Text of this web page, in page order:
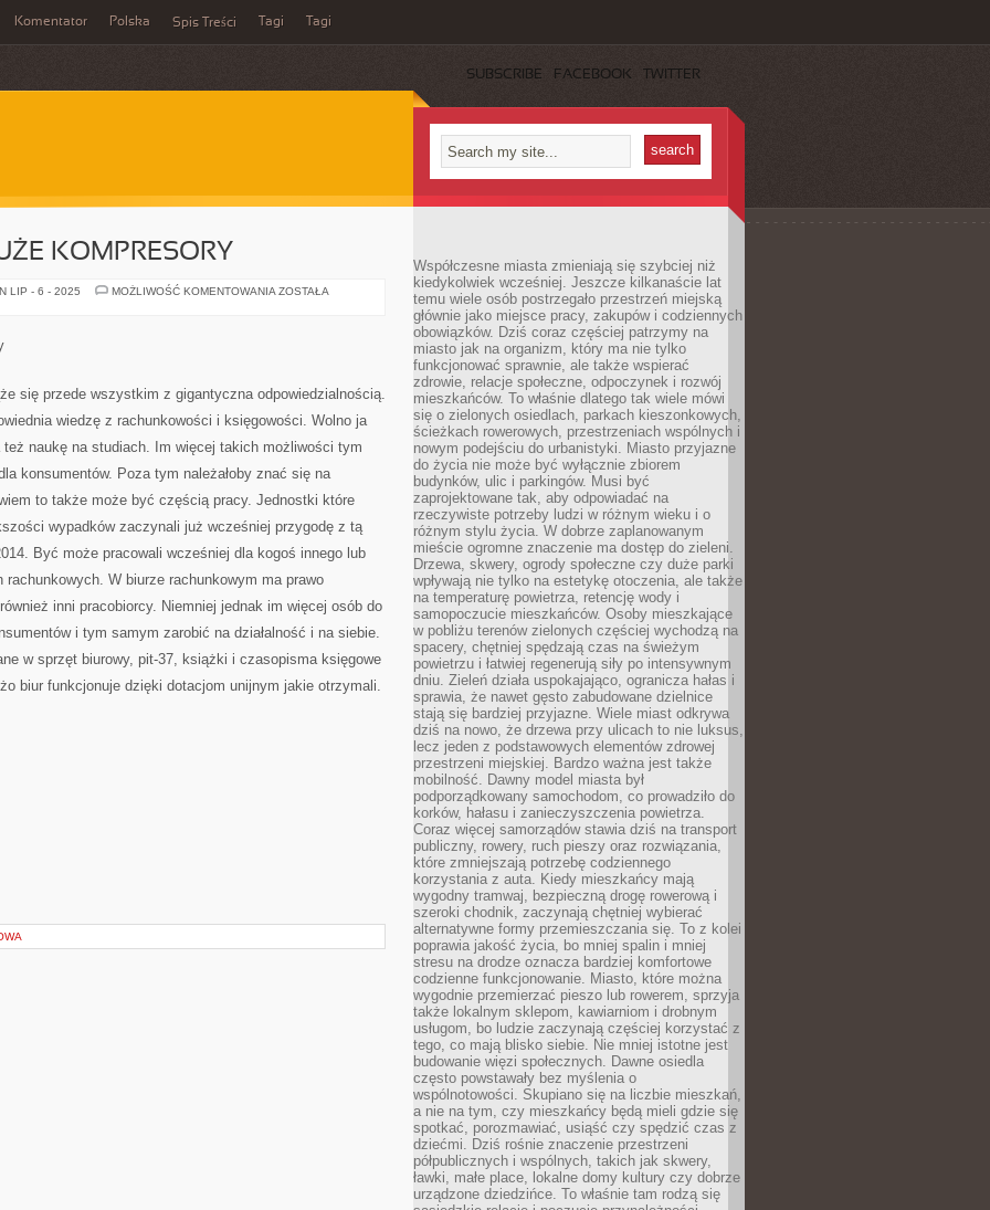
Komentator Polska Spis Treści Tagi Tagi
SUBSCRIBE FACEBOOK TWITTER
KOMPRESORY
LIP - 6 - 2025 MOŻLIWOŚĆ KOMENTOWANIA POZYSKUJEMY
ZOSTAŁA
się przede wszystkim z gigantyczna odpowiedzialnością.
wiedzę z rachunkowości i księgowości. Wolno ja
naukę na studiach. Im więcej takich możliwości tym
konsumentów. Poza tym należałoby znać się na
to także może być częścią pracy. Jednostki które
wypadków zaczynali już wcześniej przygodę z tą
Być może pracowali wcześniej dla kogoś innego lub
W biurze rachunkowym ma prawo
inni pracobiorcy. Niemniej jednak im więcej osób do
i tym samym zarobić na działalność i na siebie.
w sprzęt biurowy, pit-37, książki i czasopisma księgowe
biur funkcjonuje dzięki dotacjom unijnym jakie otrzymali.
Współczesne miasta zmieniają się szybciej niż
kiedykolwiek wcześniej. Jeszcze kilkanaście lat
temu wiele osób postrzegało przestrzeń miejską
głównie jako miejsce pracy, zakupów i codziennych
obowiązków. Dziś coraz częściej patrzymy na
miasto jak na organizm, który ma nie tylko
funkcjonować sprawnie, ale także wspierać
zdrowie, relacje społeczne, odpoczynek i rozwój
mieszkańców. To właśnie dlatego tak wiele mówi
się o zielonych osiedlach, parkach kieszonkowych,
ścieżkach rowerowych, przestrzeniach wspólnych i
nowym podejściu do urbanistyki. Miasto przyjazne
do życia nie może być wyłącznie zbiorem
budynków, ulic i parkingów. Musi być
zaprojektowane tak, aby odpowiadać na
rzeczywiste potrzeby ludzi w różnym wieku i o
różnym stylu życia. W dobrze zaplanowanym
mieście ogromne znaczenie ma dostęp do zieleni.
Drzewa, skwery, ogrody społeczne czy duże parki
wpływają nie tylko na estetykę otoczenia, ale także
na temperaturę powietrza, retencję wody i
samopoczucie mieszkańców. Osoby mieszkające
w pobliżu terenów zielonych częściej wychodzą na
spacery, chętniej spędzają czas na świeżym
powietrzu i łatwiej regenerują siły po intensywnym
dniu. Zieleń działa uspokajająco, ogranicza hałas i
sprawia, że nawet gęsto zabudowane dzielnice
stają się bardziej przyjazne. Wiele miast odkrywa
dziś na nowo, że drzewa przy ulicach to nie luksus,
lecz jeden z podstawowych elementów zdrowej
przestrzeni miejskiej. Bardzo ważna jest także
mobilność. Dawny model miasta był
podporządkowany samochodom, co prowadziło do
korków, hałasu i zanieczyszczenia powietrza.
Coraz więcej samorządów stawia dziś na transport
publiczny, rowery, ruch pieszy oraz rozwiązania,
które zmniejszają potrzebę codziennego
korzystania z auta. Kiedy mieszkańcy mają
wygodny tramwaj, bezpieczną drogę rowerową i
szeroki chodnik, zaczynają chętniej wybierać
alternatywne formy przemieszczania się. To z kolei
poprawia jakość życia, bo mniej spalin i mniej
stresu na drodze oznacza bardziej komfortowe
codzienne funkcjonowanie. Miasto, które można
wygodnie przemierzać pieszo lub rowerem, sprzyja
także lokalnym sklepom, kawiarniom i drobnym
usługom, bo ludzie zaczynają częściej korzystać z
tego, co mają blisko siebie. Nie mniej istotne jest
budowanie więzi społecznych. Dawne osiedla
często powstawały bez myślenia o
wspólnotowości. Skupiano się na liczbie mieszkań,
a nie na tym, czy mieszkańcy będą mieli gdzie się
spotkać, porozmawiać, usiąść czy spędzić czas z
dziećmi. Dziś rośnie znaczenie przestrzeni
półpublicznych i wspólnych, takich jak skwery,
ławki, małe place, lokalne domy kultury czy dobrze
urządzone dziedzińce. To właśnie tam rodzą się